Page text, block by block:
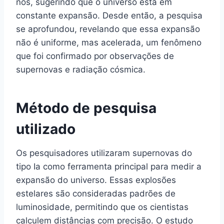
constante expansão. Desde então, a pesquisa
se aprofundou, revelando que essa expansão
não é uniforme, mas acelerada, um fenômeno
que foi confirmado por observações de
supernovas e radiação cósmica.
Método de pesquisa
utilizado
Os pesquisadores utilizaram supernovas do
tipo Ia como ferramenta principal para medir a
expansão do universo. Essas explosões
estelares são consideradas padrões de
luminosidade, permitindo que os cientistas
calculem distâncias com precisão. O estudo